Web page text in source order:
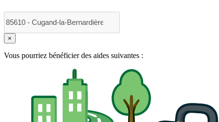
×
Vous pourriez bénéficier des aides suivantes :